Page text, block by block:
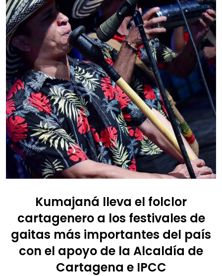
Kumajaná lleva el folclor
cartagenero a los festivales de
gaitas más importantes del país
con el apoyo de la Alcaldía de
Cartagena e IPCC